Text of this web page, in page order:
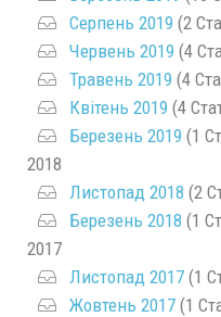
Серпень 2019 (2
Червень 2019 (4
Травень 2019 (4
Квітень 2019 (4
Березень 2019 (1
2018
Листопад 2018 (2
Березень 2018 (1
2017
Листопад 2017 (1
Жовтень 2017 (1